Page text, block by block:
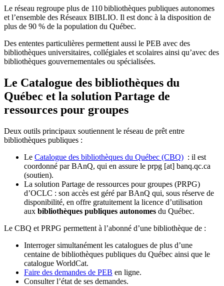
Le réseau regroupe plus de 110bibliothèques publiques autonomes
et l’ensemble des Réseaux BIBLIO. Il est donc à la disposition de
plus de 90 % de la population du Québec.
Des ententes particulières permettent aussi le PEB avec des
bibliothèques universitaires, collégiales et scolaires ainsi qu’avec des
bibliothèques gouvernementales ou spécialisées.
Le Catalogue des bibliothèques du
Québec et la solution Partage de
ressources pour groupes
Deux outils principaux soutiennent le réseau de prêt entre
bibliothèques publiques :
Le Catalogue des bibliothèques du Québec (CBQ) : il est
coordonné par BAnQ, qui en assure le prpg [at] banq.qc.ca
(soutien).
La solution Partage de ressources pour groupes (PRPG)
d’OCLC : son accès est géré par BAnQ qui, sous réserve de
disponibilité, en offre gratuitement la licence d’utilisation
aux bibliothèques publiques autonomes du Québec.
Le CBQ et PRPG permettent à l’abonné d’une bibliothèque de :
Interroger simultanément les catalogues de plus d’une
centaine de bibliothèques publiques du Québec ainsi que le
catalogue WorldCat.
Faire des demandes de PEB en ligne.
Consulter l’état de ses demandes.